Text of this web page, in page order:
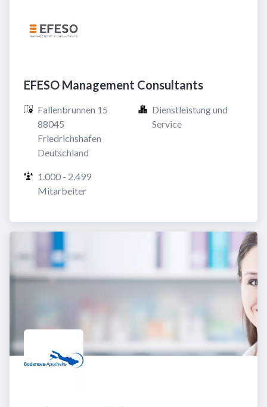
EFESO Management Consultants
Fallenbrunnen 15
88045
Friedrichshafen
Deutschland
Dienstleistung und
Service
1.000 - 2.499
Mitarbeiter